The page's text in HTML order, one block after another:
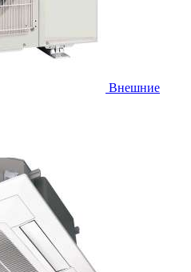
Внешние